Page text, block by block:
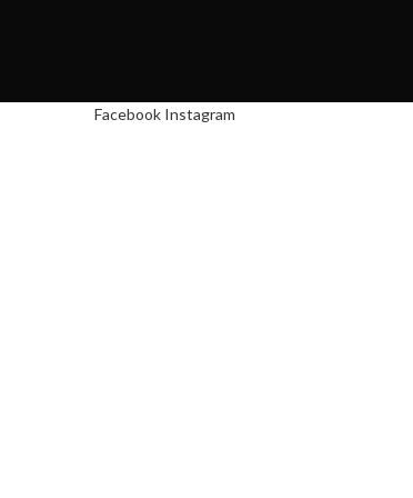
Facebook Instagram